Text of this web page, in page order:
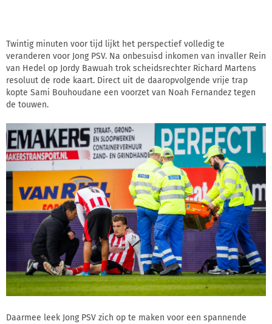
Twintig minuten voor tijd lijkt het perspectief volledig te
veranderen voor Jong PSV. Na onbesuisd inkomen van invaller Rein
van Hedel op Jordy Bawuah trok scheidsrechter Richard Martens
resoluut de rode kaart. Direct uit de daaropvolgende vrije trap
kopte Sami Bouhoudane een voorzet van Noah Fernandez tegen
de touwen.
Daarmee leek Jong PSV zich op te maken voor een spannende